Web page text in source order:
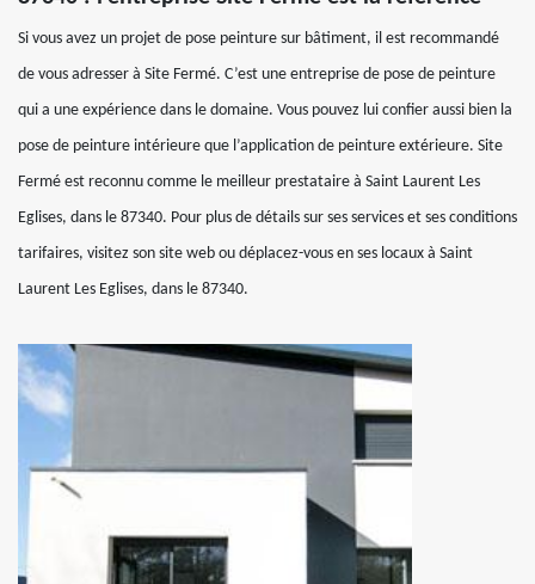
Si vous avez un projet de pose peinture sur bâtiment, il est recommandé
de vous adresser à Site Fermé. C’est une entreprise de pose de peinture
qui a une expérience dans le domaine. Vous pouvez lui confier aussi bien la
pose de peinture intérieure que l’application de peinture extérieure. Site
Fermé est reconnu comme le meilleur prestataire à Saint Laurent Les
Eglises, dans le 87340. Pour plus de détails sur ses services et ses conditions
tarifaires, visitez son site web ou déplacez-vous en ses locaux à Saint
Laurent Les Eglises, dans le 87340.